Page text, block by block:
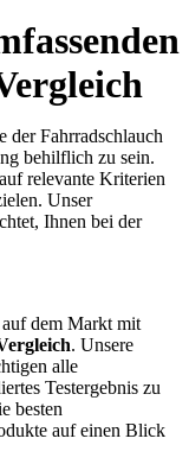
der Fahrradschlauch
behilflich zu sein.
relevante Kriterien
Unser
Ihnen bei der
auf dem Markt mit
. Unsere
alle
Testergebnis zu
besten
auf einen Blick